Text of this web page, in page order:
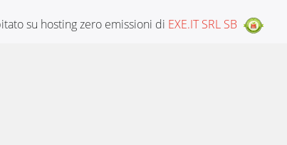
su hosting zero emissioni di EXE.IT SRL SB